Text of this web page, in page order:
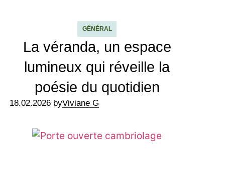
GÉNÉRAL
La véranda, un espace
lumineux qui réveille la
poésie du quotidien
18.02.2026 byViviane G